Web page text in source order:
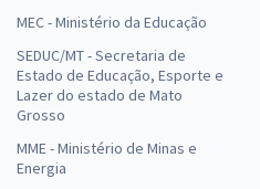
MEC - Ministério da Educação
SEDUC/MT - Secretaria de
Estado de Educação, Esporte e
Lazer do estado de Mato
Grosso
MME - Ministério de Minas e
Energia